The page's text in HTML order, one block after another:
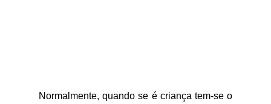
Normalmente, quando se é criança tem-se o